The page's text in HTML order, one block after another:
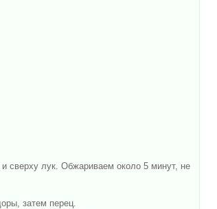
сверху лук. Обжариваем около 5 минут, не
затем перец.